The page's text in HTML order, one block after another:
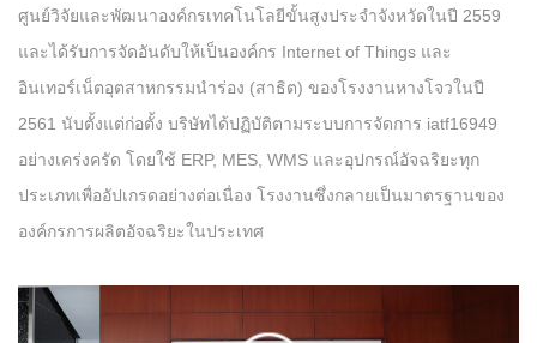
ศูนย์วิจัยและพัฒนาองค์กรเทคโนโลยีขั้นสูงประจำจังหวัดในปี 2559
และได้รับการจัดอันดับให้เป็นองค์กร Internet of Things และ
อินเทอร์เน็ตอุตสาหกรรมนำร่อง (สาธิต) ของโรงงานหางโจวในปี
2561 นับตั้งแต่ก่อตั้ง บริษัทได้ปฏิบัติตามระบบการจัดการ iatf16949
อย่างเคร่งครัด โดยใช้ ERP, MES, WMS และอุปกรณ์อัจฉริยะทุก
ประเภทเพื่ออัปเกรดอย่างต่อเนื่อง โรงงานซึ่งกลายเป็นมาตรฐานของ
องค์กรการผลิตอัจฉริยะในประเทศ